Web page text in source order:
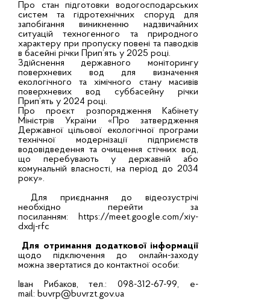
Про стан підготовки водогосподарських
систем та гідротехнічних споруд для
запобігання виникненню надзвичайних
ситуацій техногенного та природного
характеру при пропуску повені та паводків
в басейні річки Прип’ять у 2025 році.
Здійснення державного моніторингу
поверхневих вод для визначення
екологічного та хімічного стану масивів
поверхневих вод суббасейну річки
Прип’ять у 2024 році.
Про проєкт розпорядження Кабінету
Міністрів України «Про затвердження
Державної цільової екологічної програми
технічної модернізації підприємств
водовідведення та очищення стічних вод,
що перебувають у державній або
комунальній власності, на період до 2034
року».
Для приєднання до відеозустрічі
необхідно перейти за
посиланням:
https://meet.google.com/xiy-
dxdj-rfc
Для отримання додаткової інформації
щодо підключення до онлайн-заходу
можна звертатися до контактної особи:
Іван Рибаков, тел.: 098-312-67-99, e-
mail: buvrp@buvrzt.gov.ua